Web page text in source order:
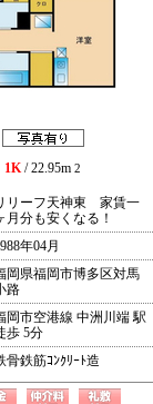
1K/ 22.95m 2
リーフ天神東 家賃一
月分も安くなる！
年04月
岡県福岡市博多区対馬
路
岡市空港線 中洲川端 駅
歩 5分
骨鉄筋ｺﾝｸﾘｰﾄ造